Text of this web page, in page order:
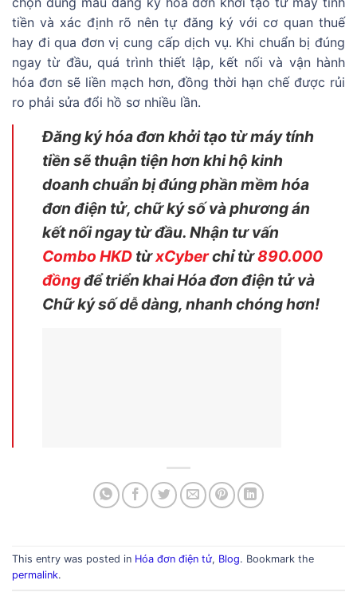
tiền và xác định rõ nên tự đăng ký với cơ quan thuế
hay đi qua đơn vị cung cấp dịch vụ. Khi chuẩn bị đúng
ngay từ đầu, quá trình thiết lập, kết nối và vận hành
hóa đơn sẽ liền mạch hơn, đồng thời hạn chế được rủi
ro phải sửa đổi hồ sơ nhiều lần.
Đăng ký hóa đơn khởi tạo từ máy tính
tiền sẽ thuận tiện hơn khi hộ kinh
doanh chuẩn bị đúng phần mềm hóa
đơn điện tử, chữ ký số và phương án
kết nối ngay từ đầu. Nhận tư vấn
Combo HKD từxCyberchỉ từ890.000
đồngđể triển khai Hóa đơn điện tử và
Chữ ký số dễ dàng, nhanh chóng hơn!
This entry was posted in Hóa đơn điện tử, Blog. Bookmark the
permalink.